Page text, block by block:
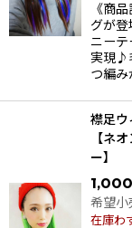
《商
グが
ニー
実現♪
つ編
襟足
【ネ
ー】
1,000
希望小
在庫わ